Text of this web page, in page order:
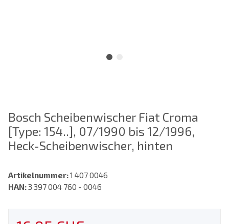
Bosch Scheibenwischer Fiat Croma
[Type: 154..], 07/1990 bis 12/1996,
Heck-Scheibenwischer, hinten
Artikelnummer:1 407 0046
HAN:3 397 004 760 - 0046